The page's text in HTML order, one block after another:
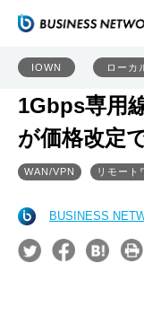
IOWN ローカ
1Gbps専用
が価格改定
WAN/VPN リモート
BUSINESS